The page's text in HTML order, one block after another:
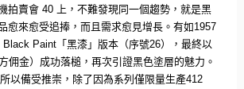
拍賣會40 上，不難發現同一個趨勢， 就是黑
愈來愈受追捧，而且需求愈見增長。有如1957
Black Paint「黑漆」版本（序號26），最終以
佣金）成功落槌，再次引證黑色塗層的魅力。
以備受推崇，除了因為系列僅限量生產412